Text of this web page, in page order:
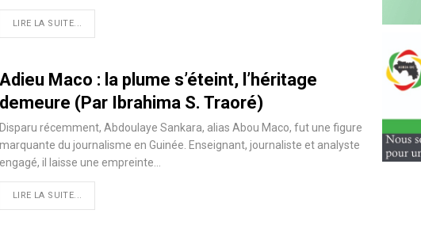
LIRE LA SUITE...
Adieu Maco : la plume s’éteint, l’héritage
demeure (Par Ibrahima S. Traoré)
Disparu récemment, Abdoulaye Sankara, alias Abou Maco, fut une figure
marquante du journalisme en Guinée. Enseignant, journaliste et analyste
engagé, il laisse une empreinte…
LIRE LA SUITE...